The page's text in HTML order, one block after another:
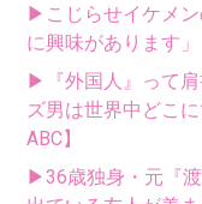
▶こじらせイケメ
に興味があります」
▶『外国人』って
ズ男は世界中どこ
ABC】
▶36歳独身・元『